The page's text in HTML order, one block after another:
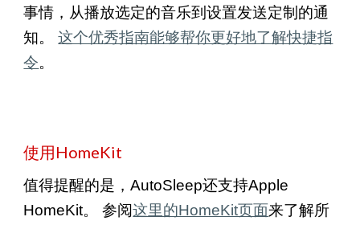
事情，从播放选定的音乐到设置发送定制的通
知。
这个优秀指南能够帮你更好地了解快捷指
令。
使用HomeKit
值得提醒的是，AutoSleep还支持Apple
HomeKit。 参阅这里的HomeKit页面来了解所